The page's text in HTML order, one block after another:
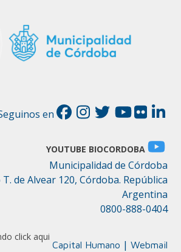
click aqui
en
YOUTUBE BIOCORDOBA
Municipalidad de Córdoba
de Alvear 120, Córdoba. República
Argentina
0800-888-0404
Capital Humano | Webmail